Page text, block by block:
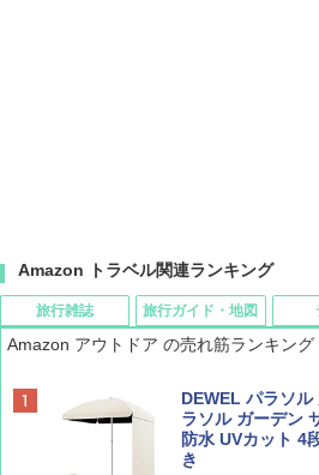
Amazon トラベル関連ランキング
旅行雑誌
BE-PAL(ビ-パル)
SOTO ミニマル"
￥1,500
旅行ガイド・地図
地球の歩き方 ス
￥2,695
[キャンパーズコ
プテント 傘みた
ッとサンシェー
ッシュ 簡単設置
Amazon アウトドア の売れ筋ランキング
DEWEL パラソ
ラソル ガーデン
防水 UVカット 4
き